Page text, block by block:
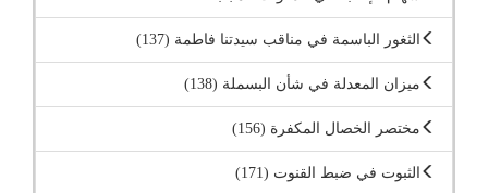
الثغور الباسمة في مناقب سيدتنا فاطمة (137)
ميزان المعدلة في شأن البسملة (138)
مختصر الخصال المكفرة (156)
الثبوت في ضبط القنوت (171)